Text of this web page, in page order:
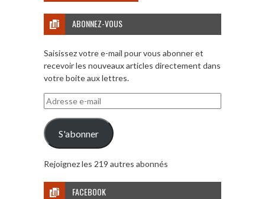
ABONNEZ-VOUS
Saisissez votre e-mail pour vous abonner et
recevoir les nouveaux articles directement dans
votre boite aux lettres.
Adresse
e-
mail
S'abonner
Rejoignez les 219 autres abonnés
FACEBOOK